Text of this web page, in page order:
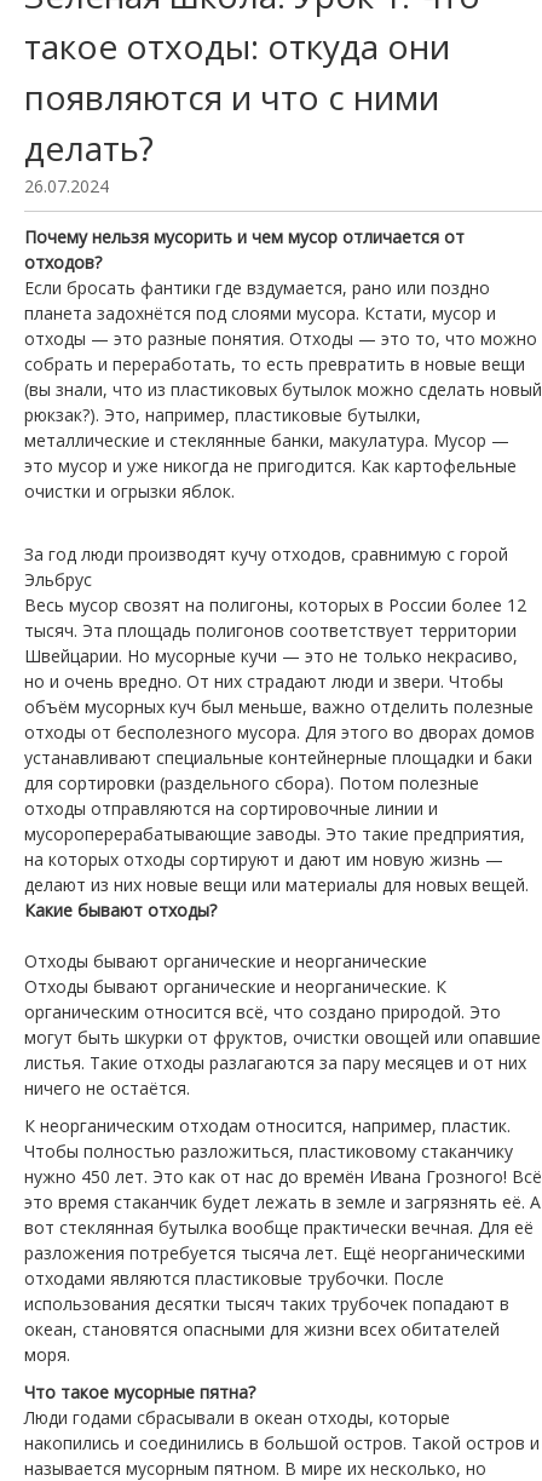
такое отходы: откуда они
появляются и что с ними
делать?
26.07.2024
Почему нельзя мусорить и чем мусор отличается от
отходов?
Если бросать фантики где вздумается, рано или поздно
планета задохнётся под слоями мусора. Кстати, мусор и
отходы — это разные понятия. Отходы — это то, что можно
собрать и переработать, то есть превратить в новые вещи
(вы знали, что из пластиковых бутылок можно сделать новый
рюкзак?). Это, например, пластиковые бутылки,
металлические и стеклянные банки, макулатура. Мусор —
это мусор и уже никогда не пригодится. Как картофельные
очистки и огрызки яблок.
За год люди производят кучу отходов, сравнимую с горой
Эльбрус
Весь мусор свозят на полигоны, которых в России более 12
тысяч. Эта площадь полигонов соответствует территории
Швейцарии. Но мусорные кучи — это не только некрасиво,
но и очень вредно. От них страдают люди и звери. Чтобы
объём мусорных куч был меньше, важно отделить полезные
отходы от бесполезного мусора. Для этого во дворах домов
устанавливают специальные контейнерные площадки и баки
для сортировки (раздельного сбора). Потом полезные
отходы отправляются на сортировочные линии и
мусороперерабатывающие заводы. Это такие предприятия,
на которых отходы сортируют и дают им новую жизнь —
делают из них новые вещи или материалы для новых вещей.
Какие бывают отходы?
Отходы бывают органические и неорганические
Отходы бывают органические и неорганические. К
органическим относится всё, что создано природой. Это
могут быть шкурки от фруктов, очистки овощей или опавшие
листья. Такие отходы разлагаются за пару месяцев и от них
ничего не остаётся.
К неорганическим отходам относится, например, пластик.
Чтобы полностью разложиться, пластиковому стаканчику
нужно 450 лет. Это как от нас до времён Ивана Грозного! Всё
это время стаканчик будет лежать в земле и загрязнять её. А
вот стеклянная бутылка вообще практически вечная. Для её
разложения потребуется тысяча лет. Ещё неорганическими
отходами являются пластиковые трубочки. После
использования десятки тысяч таких трубочек попадают в
океан, становятся опасными для жизни всех обитателей
моря.
Что такое мусорные пятна?
Люди годами сбрасывали в океан отходы, которые
накопились и соединились в большой остров. Такой остров и
называется мусорным пятном. В мире их несколько, но